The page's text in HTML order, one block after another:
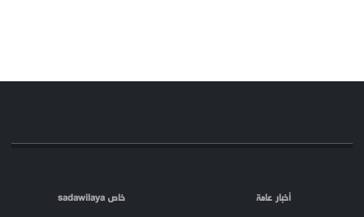
أخبار عامة خاص sadawilaya